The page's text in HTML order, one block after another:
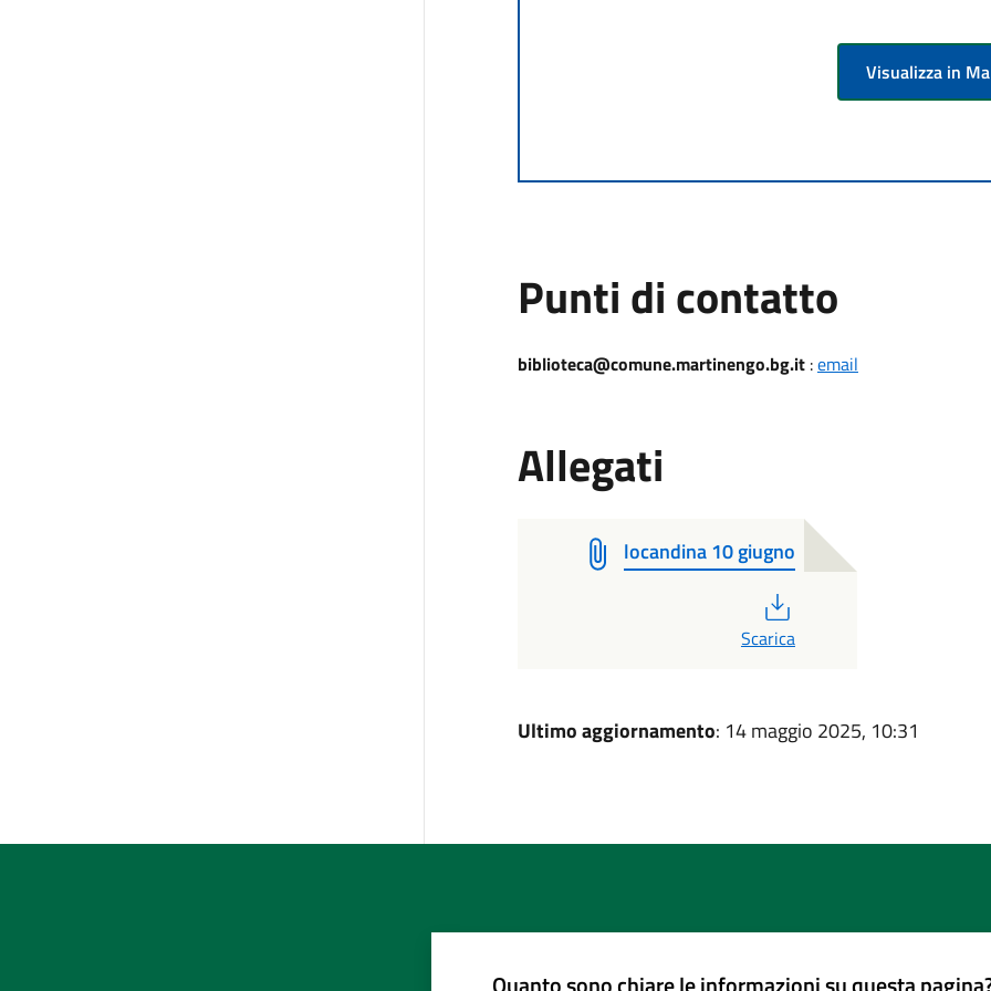
Visualizza in
Punti di contatto
biblioteca@comune.martinengo.bg.it:email
Allegati
locandina 10 giugno
Scarica
Ultimo aggiornamento: 14 maggio 2025, 10:31